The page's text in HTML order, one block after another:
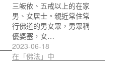
三皈依、五戒以上的在家
男、女居士。親近常住常
行佛道的男女眾，男眾稱
優婆塞，女…
2023-06-18
在「佛法」中